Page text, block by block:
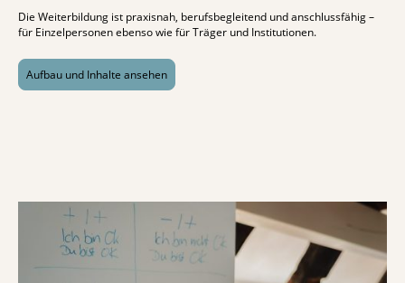
Die Weiterbildung ist praxisnah, berufsbegleitend und anschlussfähig –
für Einzelpersonen ebenso wie für Träger und Institutionen.
Aufbau und Inhalte ansehen